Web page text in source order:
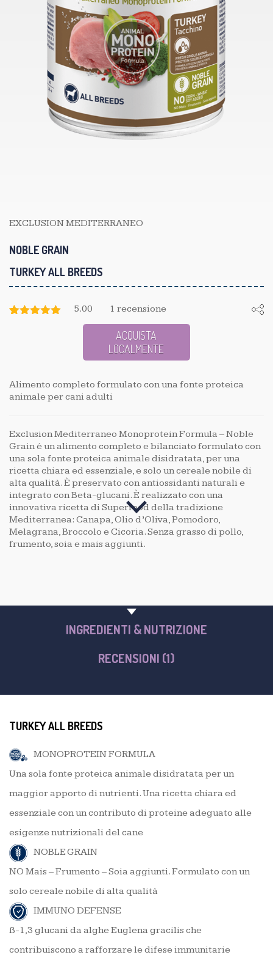
EXCLUSION MEDITERRANEO
NOBLE GRAIN
TURKEY ALL BREEDS
5.00 1 recensione
ACQUISTA
LOCALMENTE
Alimento completo formulato con una fonte proteica
animale per cani adulti
Exclusion Mediterraneo Monoprotein Formula – Noble
Grain é un alimento completo e bilanciato formulato con
una sola fonte proteica animale disidratata, per una
ricetta chiara ed essenziale, e solo un cereale nobile di
alta qualità. È preservato con antiossidanti naturali e
integrato con Beta-glucani. È realizzato con una
innovativa ricetta di Superfood della tradizione
Mediterranea: Canapa, Olio d’Oliva, Pomodoro,
Melagrana, Broccolo e Cicoria. Senza grasso di pollo,
frumento, soia e mais aggiunti.
INGREDIENTI & NUTRIZIONE
RECENSIONI (1)
TURKEY ALL BREEDS
MONOPROTEIN FORMULA
Una sola fonte proteica animale disidratata per un
maggior apporto di nutrienti. Una ricetta chiara ed
essenziale con un contributo di proteine adeguato alle
esigenze nutrizionali del cane
NOBLE GRAIN
NO Mais – Frumento – Soia aggiunti. Formulato con un
solo cereale nobile di alta qualità
IMMUNO DEFENSE
ß-1,3 glucani da alghe Euglena gracilis che
contribuiscono a rafforzare le difese immunitarie